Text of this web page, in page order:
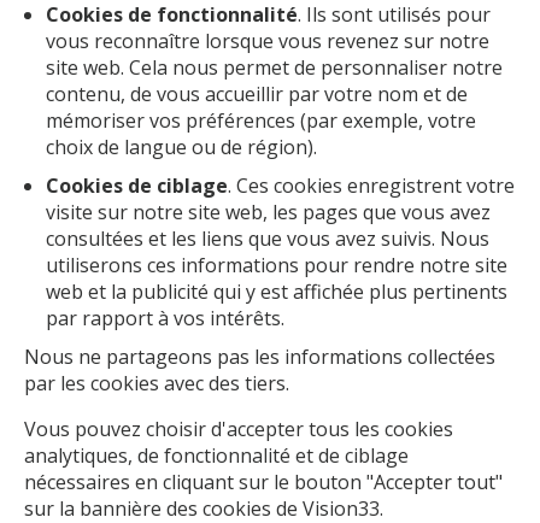
Cookies de fonctionnalité. Ils sont utilisés pour
vous reconnaître lorsque vous revenez sur notre
site web. Cela nous permet de personnaliser notre
contenu, de vous accueillir par votre nom et de
mémoriser vos préférences (par exemple, votre
choix de langue ou de région).
Cookies de ciblage. Ces cookies enregistrent votre
visite sur notre site web, les pages que vous avez
consultées et les liens que vous avez suivis. Nous
utiliserons ces informations pour rendre notre site
web et la publicité qui y est affichée plus pertinents
par rapport à vos intérêts.
Nous ne partageons pas les informations collectées
par les cookies avec des tiers.
Vous pouvez choisir d'accepter tous les cookies
analytiques, de fonctionnalité et de ciblage
nécessaires en cliquant sur le bouton "Accepter tout"
sur la bannière des cookies de Vision33.